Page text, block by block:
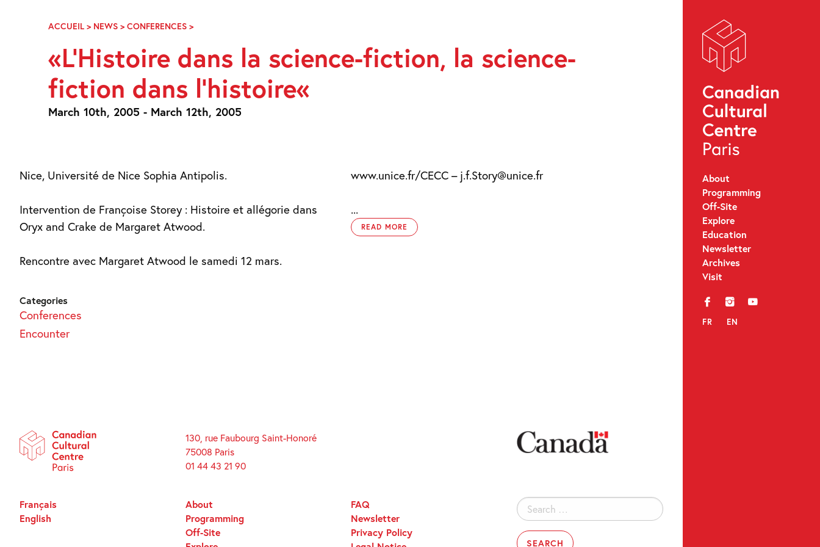
Navigation
About
Programming
Off-Site
Explore
Education
Newsletter
Archives
Visit
f i y
FR EN
ACCUEIL > NEWS >CONFERENCES >L’HISTOIRE
LA
SCIENCE-
FICTION,
LA
FICTION
«L’Histoire dans la science-fiction, la science-
fiction dans l’histoire«
March 10th, 2005 - March 12th, 2005
Nice, Université de Nice Sophia Antipolis.
Intervention de Françoise Storey : Histoire et allégorie dans
Oryx and Crake de Margaret Atwood.
Rencontre avec Margaret Atwood le samedi 12 mars.
www.unice.fr/CECC – j.f.Story@unice.fr
...
READ MORE
Categories
Conferences
Encounter
130, rue Faubourg Saint-Honoré
75008 Paris
01 44 43 21 90
Search
for:
About
Programming
Off-Site
FAQ
Newsletter
Privacy Policy
Français
English